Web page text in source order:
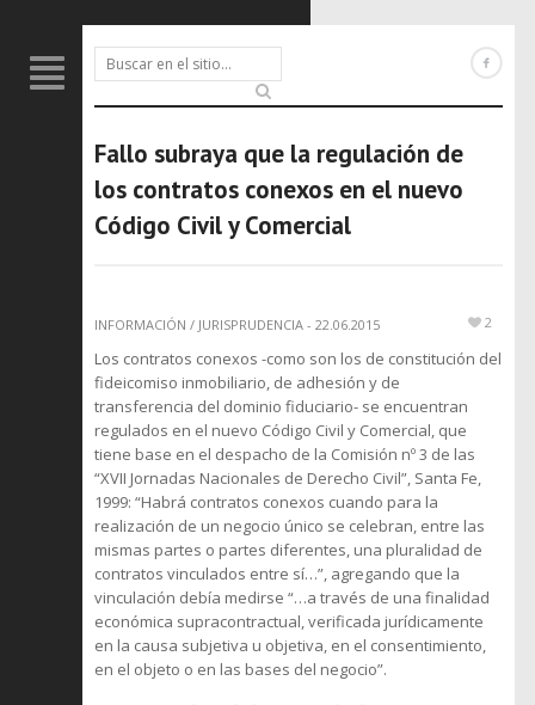
Fallo subraya que la regulación de
los contratos conexos en el nuevo
Código Civil y Comercial
INFORMACIÓN / JURISPRUDENCIA - 22.06.2015 2
Los contratos conexos -como son los de constitución del
fideicomiso inmobiliario, de adhesión y de
transferencia del dominio fiduciario- se encuentran
regulados en el nuevo Código Civil y Comercial, que
tiene base en el despacho de la Comisión nº 3 de las
“XVII Jornadas Nacionales de Derecho Civil”, Santa Fe,
1999: “Habrá contratos conexos cuando para la
realización de un negocio único se celebran, entre las
mismas partes o partes diferentes, una pluralidad de
contratos vinculados entre sí…”, agregando que la
vinculación debía medirse “…a través de una finalidad
económica supracontractual, verificada jurídicamente
en la causa subjetiva u objetiva, en el consentimiento,
en el objeto o en las bases del negocio”.